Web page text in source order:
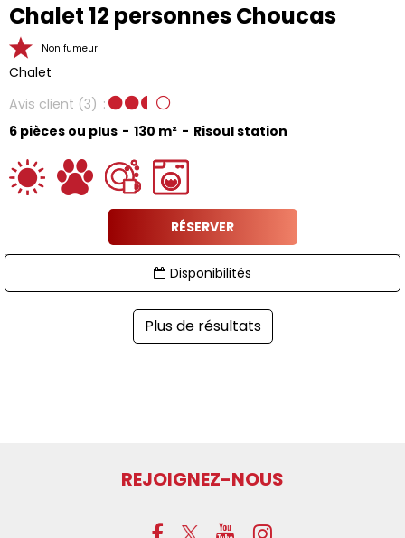
Chalet 12 personnes Choucas
Non fumeur
Chalet
Avis client (3)
6 pièces ou plus
130 m² Risoul station
RÉSERVER
Disponibilités
Plus de résultats
REJOIGNEZ-NOUS